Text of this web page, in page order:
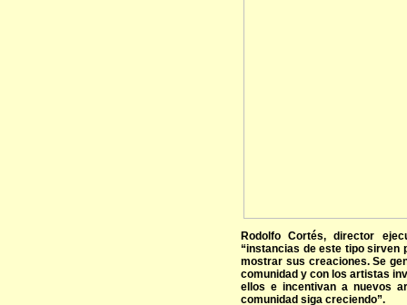
Rodolfo Cortés, director
“instancias de este tipo sirven
mostrar sus creaciones. Se
comunidad y con los artistas
ellos e incentivan a nuevos
comunidad siga creciendo”.